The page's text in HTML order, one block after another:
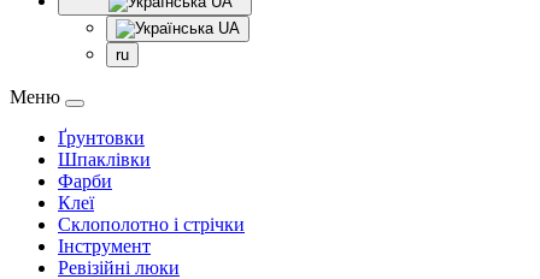
UA
ru
Меню
Ґрунтовки
Шпаклівки
Фарби
Клеї
Склополотно і стрічки
Інструмент
Ревізійні люки